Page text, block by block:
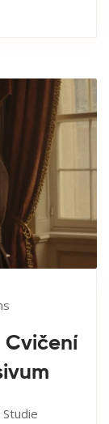
Cvičení